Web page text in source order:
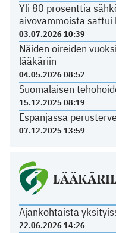
Yli 80 prosenttia
aivovammoista sattui
03.07.2026 10:39
Näiden oireiden
lääkäriin
04.05.2026 08:52
Suomalaisen
15.12.2025 08:19
Espanjassa
07.12.2025 13:59
Ajankohtaista
22.06.2026 14:26